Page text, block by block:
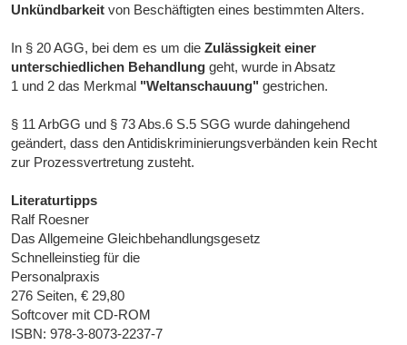
Unkündbarkeit von Beschäftigten eines bestimmten Alters.
In § 20 AGG, bei dem es um dieZulässigkeit einer
unterschiedlichen Behandlung geht, wurde in Absatz
1 und 2 das Merkmal "Weltanschauung"gestrichen.
§ 11 ArbGG und § 73 Abs.6 S.5 SGG wurde dahingehend
geändert, dass den Antidiskriminierungsverbänden kein Recht
zur Prozessvertretung zusteht.
Literaturtipps
Ralf Roesner
Das Allgemeine Gleichbehandlungsgesetz
Schnelleinstieg für die
Personalpraxis
276 Seiten, € 29,80
Softcover mit CD-ROM
ISBN: 978-3-8073-2237-7